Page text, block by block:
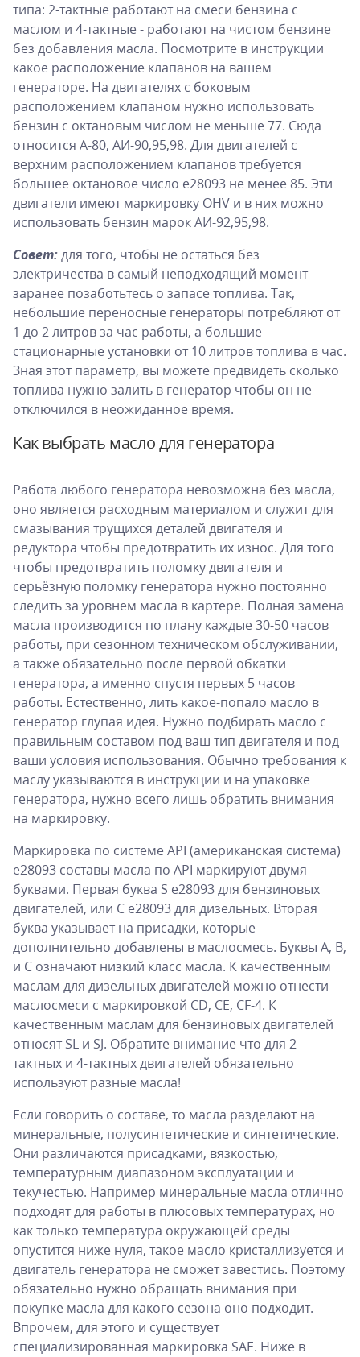
типа: 2-тактные работают на смеси бензина с
маслом и 4-тактные - работают на чистом бензине
без добавления масла. Посмотрите в инструкции
какое расположение клапанов на вашем
генераторе. На двигателях с боковым
расположением клапаном нужно использовать
бензин с октановым числом не меньше 77. Сюда
относится А-80, АИ-90,95,98. Для двигателей с
верхним расположением клапанов требуется
большее октановое число e28093 не менее 85. Эти
двигатели имеют маркировку OHV и в них можно
использовать бензин марок АИ-92,95,98.
Совет:для того, чтобы не остаться без
электричества в самый неподходящий момент
заранее позаботьтесь о запасе топлива. Так,
небольшие переносные генераторы потребляют от
1 до 2 литров за час работы, а большие
стационарные установки от 10 литров топлива в час.
Зная этот параметр, вы можете предвидеть сколько
топлива нужно залить в генератор чтобы он не
отключился в неожиданное время.
Как выбрать масло для генератора
Работа любого генератора невозможна без масла,
оно является расходным материалом и служит для
смазывания трущихся деталей двигателя и
редуктора чтобы предотвратить их износ. Для того
чтобы предотвратить поломку двигателя и
серьёзную поломку генератора нужно постоянно
следить за уровнем масла в картере. Полная замена
масла производится по плану каждые 30-50 часов
работы, при сезонном техническом обслуживании,
а также обязательно после первой обкатки
генератора, а именно спустя первых 5 часов
работы. Естественно, лить какое-попало масло в
генератор глупая идея. Нужно подбирать масло с
правильным составом под ваш тип двигателя и под
ваши условия использования. Обычно требования к
маслу указываются в инструкции и на упаковке
генератора, нужно всего лишь обратить внимания
на маркировку.
Маркировка по системе API (американская система)
e28093 составы масла по API маркируют двумя
буквами. Первая буква S e28093 для бензиновых
двигателей, или C e28093 для дизельных. Вторая
буква указывает на присадки, которые
дополнительно добавлены в маслосмесь. Буквы A, B,
и C означают низкий класс масла. К качественным
маслам для дизельных двигателей можно отнести
маслосмеси с маркировкой CD, CE, CF-4. К
качественным маслам для бензиновых двигателей
относят SL и SJ. Обратите внимание что для 2-
тактных и 4-тактных двигателей обязательно
используют разные масла!
Если говорить о составе, то масла разделают на
минеральные, полусинтетические и синтетические.
Они различаются присадками, вязкостью,
температурным диапазоном эксплуатации и
текучестью. Например минеральные масла отлично
подходят для работы в плюсовых температурах, но
как только температура окружающей среды
опустится ниже нуля, такое масло кристаллизуется и
двигатель генератора не сможет завестись. Поэтому
обязательно нужно обращать внимания при
покупке масла для какого сезона оно подходит.
Впрочем, для этого и существует
специализированная маркировка SAE. Ниже в